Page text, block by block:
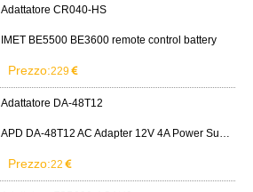
Adattatore CR040-HS
IMET BE5500 BE3600 remote control battery
Prezzo:229
Adattatore DA-48T12
APD DA-48T12 AC Adapter 12V 4A Power Supply Cord
Prezzo:22